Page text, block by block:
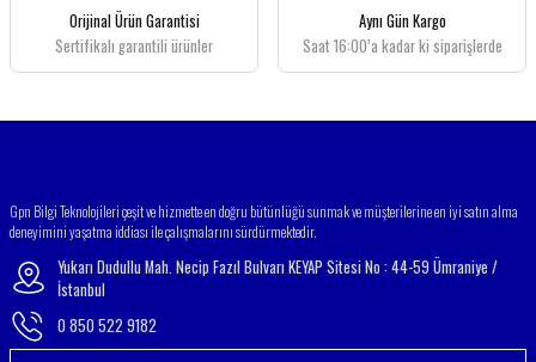
Bu ürüne benzer farklı alternatifler olmalı.
Orijinal Ürün Garantisi
Sertifikalı garantili ürünler
Aynı Gün Kargo
Saat 16:00’a kadar ki siparişlerde
Gpn Bilgi Teknolojileri çeşit ve hizmette en doğru bütünlüğü sunmak ve müşterilerine en iyi satın alma
deneyimini yaşatma iddiası ile çalışmalarını sürdürmektedir.
Yukarı Dudullu Mah. Necip Fazıl Bulvarı KEYAP Sitesi No : 44-59 Ümraniye /
İstanbul
0 850 522 9182